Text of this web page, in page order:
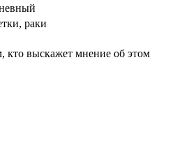
раки
кто выскажет мнение об этом